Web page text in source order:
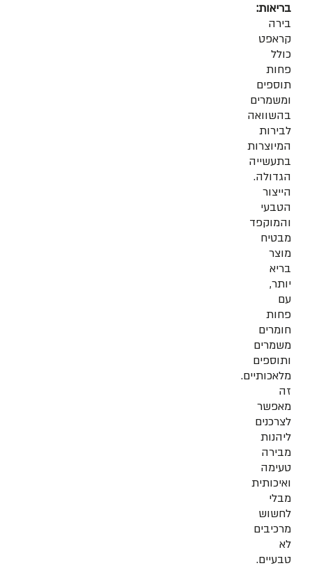
בריאות:
בירה
קראפט
כולל
פחות
תוספים
ומשמרים
בהשוואה
לבירות
המיוצרות
בתעשייה
הגדולה.
הייצור
הטבעי
והמוקפד
מבטיח
מוצר
בריא
יותר,
עם
פחות
חומרים
משמרים
ותוספים
מלאכותיים.
זה
מאפשר
לצרכנים
ליהנות
מבירה
טעימה
ואיכותית
מבלי
לחשוש
מרכיבים
לא
טבעיים.